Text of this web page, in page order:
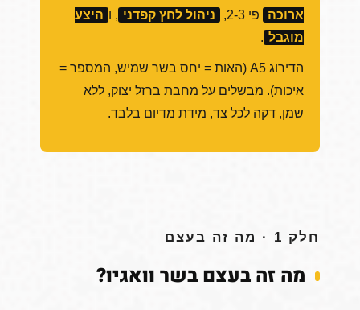
ארוכה
פי 2-3, ניהול לחץ קפדני , ו היצע
מוגבל .
הדירוג A5 (האות = יחס בשר שמיש, המספר =
איכות). מבשלים על מחבת ברזל יצוק, ללא
שמן, דקה לכל צד, מידת מדיום בלבד.
חלק 1 · מה זה בעצם
מה זה בעצם בשר וואגיו?